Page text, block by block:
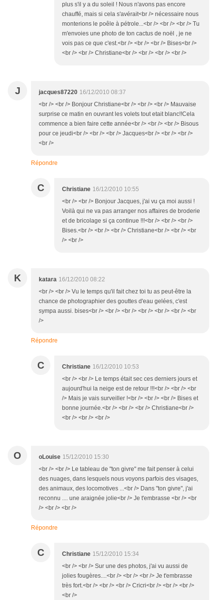
plus s'il y a du soleil ! Nous n'avons pas encore
chauffé, mais si cela s'avérait<br /> nécessaire nous
monterions le poêle à pétrole...<br /> <br /> <br /> Tu
m'envoies une photo de ton cactus de noël , je ne
vois pas ce que c'est.<br /> <br /> <br /> Bises<br />
<br /> <br /> Christiane<br /> <br /> <br /> <br />
J jacques87220 16/12/2010 08:37
<br /> <br /> Bonjour Christiane<br /> <br /> <br /> Mauvaise
surprise ce matin en ouvrant les volets tout etait blanc!!Cela
commence a bien faire cette année<br /> <br /> <br /> Bisous
pour ce jeudi<br /> <br /> <br /> Jacques<br /> <br /> <br />
<br />
Répondre
C Christiane 16/12/2010 10:55
<br /> <br /> Bonjour Jacques, j'ai vu ça moi aussi !
Voilà qui ne va pas arranger nos affaires de broderie
et de bricolage si ça continue !!!<br /> <br /> <br />
Bises.<br /> <br /> <br /> Christiane<br /> <br /> <br
/> <br />
K katara 16/12/2010 08:22
<br /> <br /> Vu le temps qu'il fait chez toi tu as peut-être la
chance de photographier des gouttes d'eau gelées, c'est
sympa aussi. bises<br /> <br /> <br /> <br /> <br /> <br /> <br
/>
Répondre
C Christiane 16/12/2010 10:53
<br /> <br /> Le temps était sec ces derniers jours et
aujourd'hui la neige est de retour !!!<br /> <br /> <br
/> Mais je vais surveiller !<br /> <br /> <br /> Bises et
bonne journée.<br /> <br /> <br /> Christiane<br />
<br /> <br /> <br />
O oLouise 15/12/2010 15:30
<br /> <br /> Le tableau de "ton givre" me fait penser à celui
des nuages, dans lesquels nous voyons parfois des visages,
des animaux, des locomotives ...<br /> Dans "ton givre", j'ai
reconnu .... une araignée jolie<br /> Je t'embrasse <br /> <br
/> <br /> <br />
Répondre
C Christiane 15/12/2010 15:34
<br /> <br /> Sur une des photos, j'ai vu aussi de
jolies fougères....<br /> <br /> <br /> Je t'embrasse
très fort.<br /> <br /> <br /> Cricri<br /> <br /> <br />
<br />